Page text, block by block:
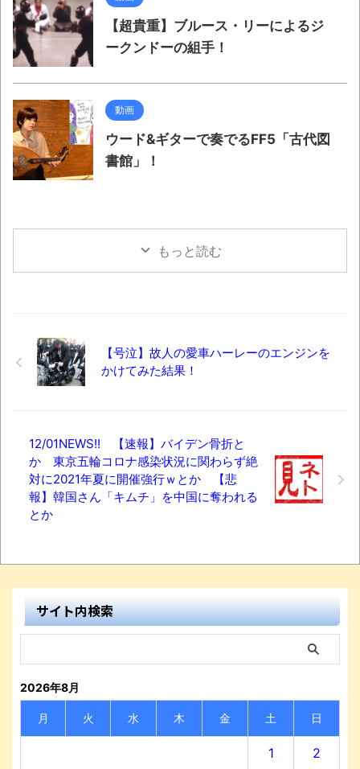
【超貴重】ブルース・リーによるジ
ークンドーの組手！
動画
ウード&ギターで奏でるFF5「古代図
書館」！
もっと読む
【号泣】故人の愛車ハーレーのエンジンを
かけてみた結果！
12/01NEWS!! 【速報】バイデン骨折と
か 東京五輪コロナ感染状況に関わらず絶
対に2021年夏に開催強行ｗとか 【悲
報】韓国さん「キムチ」を中国に奪われる
とか
サイト内検索
2026年8月
月 火 水 木 金 土 日
1 2